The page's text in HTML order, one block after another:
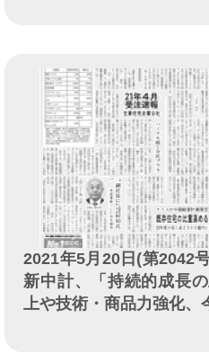
2021年5月20日(第2042
新中計、「持続的成長
上や技術・商品力強化、